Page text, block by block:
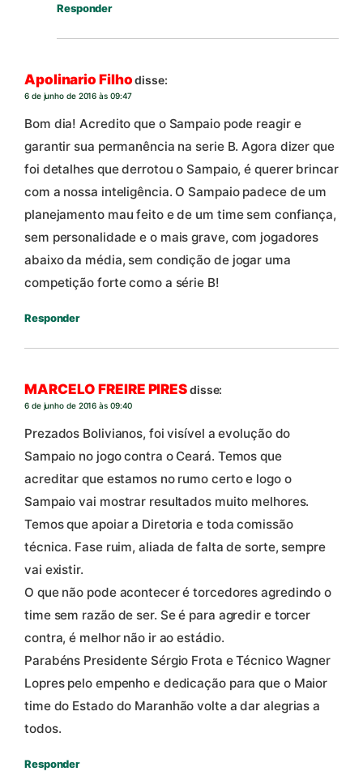
Responder
Apolinario Filhodisse:
6 de junho de 2016 às 09:47
Bom dia! Acredito que o Sampaio pode reagir e
garantir sua permanência na serie B. Agora dizer que
foi detalhes que derrotou o Sampaio, é querer brincar
com a nossa inteligência. O Sampaio padece de um
planejamento mau feito e de um time sem confiança,
sem personalidade e o mais grave, com jogadores
abaixo da média, sem condição de jogar uma
competição forte como a série B!
Responder
MARCELO FREIRE PIRESdisse:
6 de junho de 2016 às 09:40
Prezados Bolivianos, foi visível a evolução do
Sampaio no jogo contra o Ceará. Temos que
acreditar que estamos no rumo certo e logo o
Sampaio vai mostrar resultados muito melhores.
Temos que apoiar a Diretoria e toda comissão
técnica. Fase ruim, aliada de falta de sorte, sempre
vai existir.
O que não pode acontecer é torcedores agredindo o
time sem razão de ser. Se é para agredir e torcer
contra, é melhor não ir ao estádio.
Parabéns Presidente Sérgio Frota e Técnico Wagner
Lopres pelo empenho e dedicação para que o Maior
time do Estado do Maranhão volte a dar alegrias a
todos.
Responder